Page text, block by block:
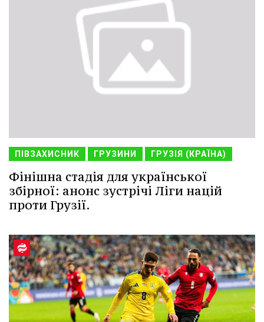
ПІВЗАХИСНИК ГРУЗИНИ ГРУЗІЯ (КРАЇНА)
Фінішна стадія для української
збірної: анонс зустрічі Ліги націй
проти Грузії.